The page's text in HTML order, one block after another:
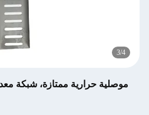
3/4
موصلية حرارية ممتازة، شبكة